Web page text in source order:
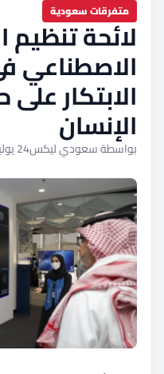
متفرقات سعودية
لائحة تنظيم
الاصطناعي
الابتكار
الإنسان
بواسطة سعودي ليكس24 يوليو، 2024